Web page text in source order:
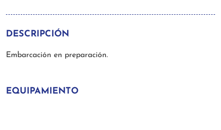
DESCRIPCIÓN
Embarcación en preparación.
EQUIPAMIENTO